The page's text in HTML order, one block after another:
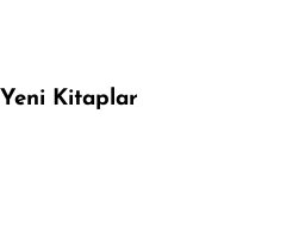
Yeni Kitaplar